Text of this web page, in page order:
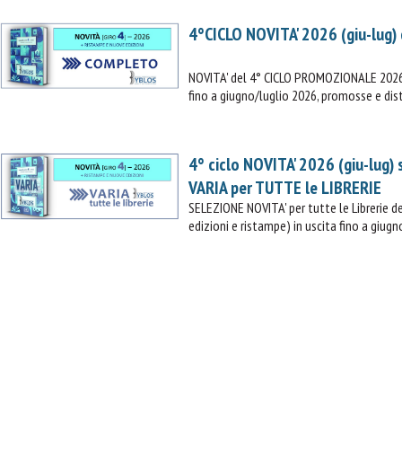
4°CICLO NOVITA' 2026 (giu-
NOVITA' del 4° CICLO PROMOZIONALE
fino a giugno/luglio 2026, promosse e
4° ciclo NOVITA' 2026 (giu-lug)
VARIA per TUTTE le LIBRERIE
SELEZIONE NOVITA' per tutte le Librerie
edizioni e ristampe) in uscita fino a